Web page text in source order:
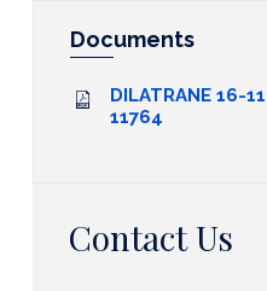
Documents
DILATRANE 16-
11764
Contact Us